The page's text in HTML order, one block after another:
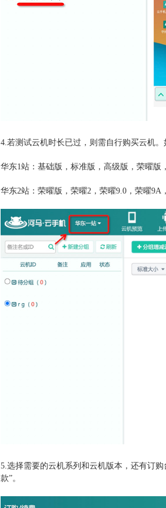
4.若测试云机时长已过，则需自行购买云机
华东1站：基础版，标准版，高级版，荣曜版
华东2站：荣曜版，荣曜2 ，荣曜9.0，荣曜
5.选择需要的云机系列和云机版本，还有订
款”。